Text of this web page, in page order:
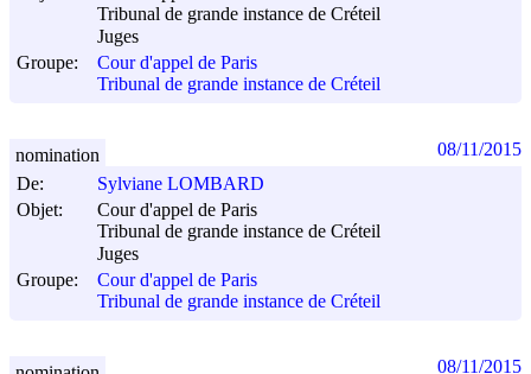
Tribunal de grande instance de Créteil
Juges
Groupe:
Cour d'appel de Paris
Tribunal de grande instance de Créteil
De:
Sylviane LOMBARD
Objet:
Cour d'appel de Paris
Tribunal de grande instance de Créteil
Juges
Groupe:
Cour d'appel de Paris
Tribunal de grande instance de Créteil
nomination 08/11/2015
08/11/2015